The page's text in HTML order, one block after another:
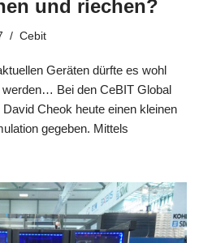
und riechen?
Cebit
Geräten dürfte es wohl
Bei den CeBIT Global
Cheok heute einen kleinen
gegeben. Mittels